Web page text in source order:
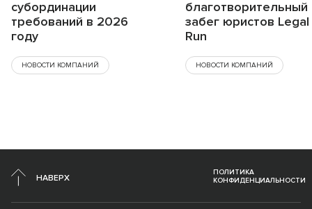
субординации
требований в 2026
году
НОВОСТИ КОМПАНИЙ
благотворительный
забег юристов Legal
Run
НОВОСТИ КОМПАНИЙ
НАВЕРХ
ПОЛИТИКА
КОНФИДЕНЦИАЛЬНОСТИ